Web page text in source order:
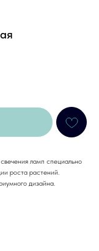
ламп специально
роста растений.
дизайна.